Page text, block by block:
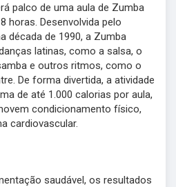
palco de uma aula de Zumba
horas. Desenvolvida pelo
década de 1990, a Zumba
latinas, como a salsa, o
e outros ritmos, como o
De forma divertida, a atividade
de até 1.000 calorias por aula,
condicionamento físico,
cardiovascular.
saudável, os resultados